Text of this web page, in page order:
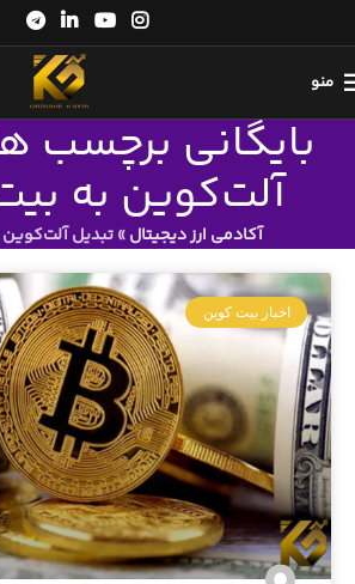
منو
بایگانی برچسب
آلت‌کوین به
آکادمی ارز دیجیتال»تبدیل
اخبار بیت کوین